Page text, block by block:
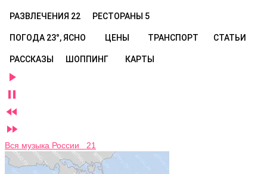
РАЗВЛЕЧЕНИЯ 22 РЕСТОРАНЫ 5
ПОГОДА 23°, ЯСНО ЦЕНЫ ТРАНСПОРТ СТАТЬИ
РАССКАЗЫ ШОППИНГ КАРТЫ




Вся музыка России 21